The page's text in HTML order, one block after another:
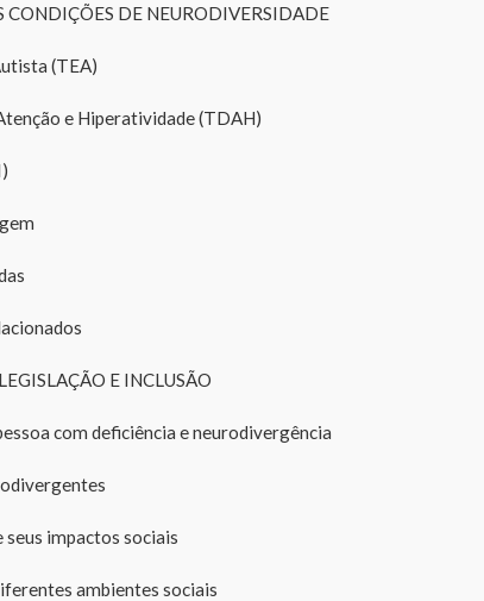
CONDIÇÕES DE NEURODIVERSIDADE
(TEA)
e Hiperatividade (TDAH)
E INCLUSÃO
com deficiência e neurodivergência
impactos sociais
ambientes sociais